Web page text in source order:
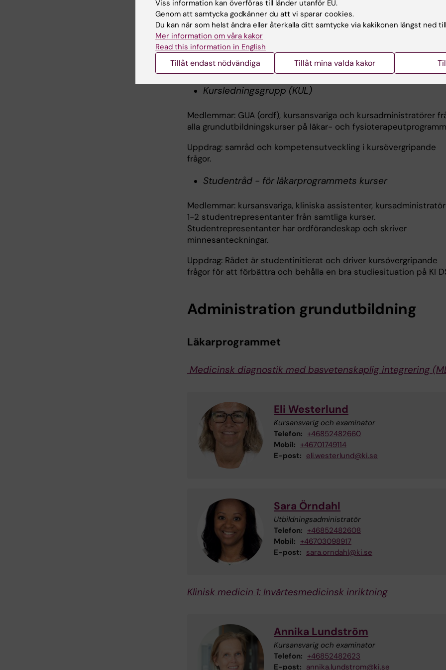
samt att förtydliga och informera om utbildningsuppdraget och
resursfördelning.
Därutöver har respektive klinik på sjukhuset samordningsmöten
kursansvariga för grundutbildningen där det organiseras på olika
för respektive kurs.
Kursledningsgrupp (KUL)
Medlemmar: GUA (ordf), kursansvariga och kursadministratörer
alla grundutbildningskurser på läkar- och
Uppdrag: samråd och kompetensutveckling i kursövergripande
frågor.
Studentråd - för läkarprogrammets kurser
Medlemmar: kursansvariga, kliniska assistenter,
1-2 studentrepresentanter från samtliga kurser.
Studentrepresentanter har ordförandeskap och skriver
minnesanteckningar.
Uppdrag: Rådet är studentinitierat och driver kursövergripande
frågor för att förbättra och behålla en bra studiesituation på KI
Administration grundutbildning
Läkarprogrammet
Medicinsk diagnostik med basvetenskaplig integrering
Eli Westerlund
Kursansvarig och examinator
Telefon: +46852482660
Mobil: +46701749114
E-post: eli.westerlund@ki.se
Sara Örndahl
Utbildningsadministratör
Telefon: +46852482608
Mobil: +46703098917
E-post: sara.orndahl@ki.se
Klinisk medicin 1: Invärtesmedicinsk inriktning
Annika Lundström
Kursansvarig och examinator
Telefon: +46852482623
E-post: annika.lundstrom@ki.se
Viss information kan överföras till länder utanför EU.
Genom att samtycka godkänner du att vi sparar cookies.
Du kan när som helst ändra eller återkalla ditt samtycke via kakikonen längst ned
Mer information om våra kakor
Read this information in English
Tillåt endast nödvändiga Tillåt mina valda kakor